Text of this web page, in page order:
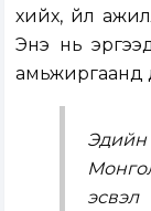
хийх, үйл
Энэ нь
амьжиргаанд